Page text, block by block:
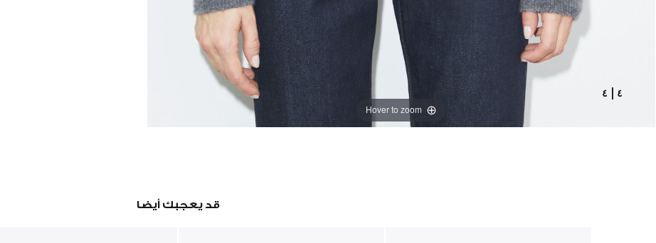
Hover to zoom
٤ ٤
قد يعجبك أيضا